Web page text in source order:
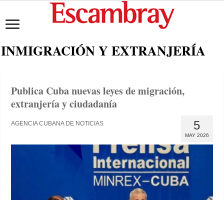
INMIGRACIÓN Y EXTRANJERÍA
Publica Cuba nuevas leyes de migración,
extranjería y ciudadanía
5
MAY 2026
AGENCIA CUBANA DE NOTICIAS